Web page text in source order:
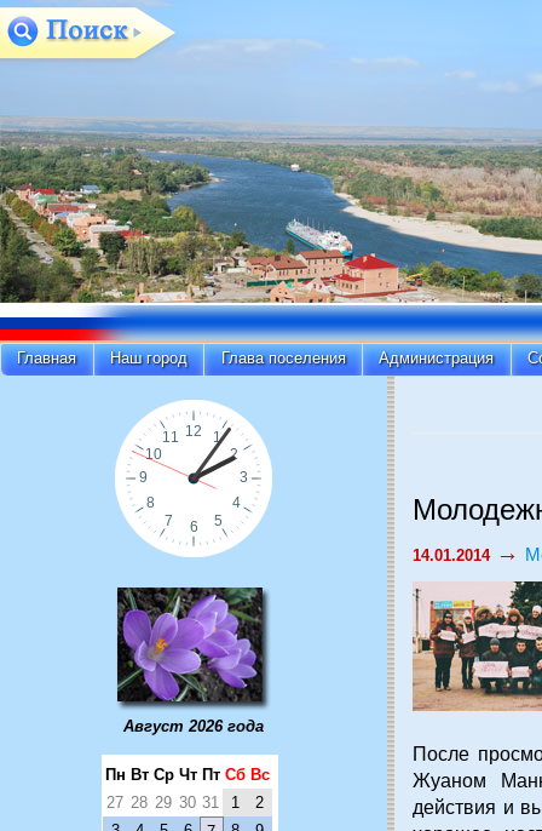
Главная Наш город Глава поселения Администрация
Август 2026 года
Пн Вт Ср Чт Пт Сб Вс
27 28 29 30 31 1
2
14.01.2014→
После
Жуаном
действия и